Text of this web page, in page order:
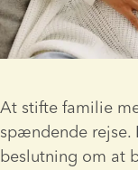
At stifte familie
spændende rejse.
beslutning om at